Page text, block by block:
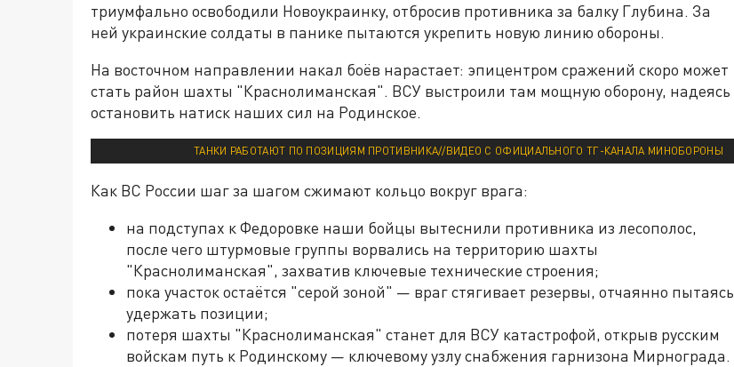
триумфально освободили Новоукраинку, отбросив противника за балку Глубина. За
ней украинские солдаты в панике пытаются укрепить новую линию обороны.
На восточном направлении накал боёв нарастает: эпицентром сражений скоро может
стать район шахты "Краснолиманская". ВСУ выстроили там мощную оборону, надеясь
остановить натиск наших сил на Родинское.
ТАНКИ РАБОТАЮТ ПО ПОЗИЦИЯМ ПРОТИВНИКА//ВИДЕО С ОФИЦИАЛЬНОГО ТГ-КАНАЛА МИНОБОРОНЫ
Как ВС России шаг за шагом сжимают кольцо вокруг врага:
на подступах к Федоровке наши бойцы вытеснили противника из лесополос,
после чего штурмовые группы ворвались на территорию шахты
"Краснолиманская", захватив ключевые технические строения;
пока участок остаётся "серой зоной" — враг стягивает резервы, отчаянно пытаясь
удержать позиции;
потеря шахты "Краснолиманская" станет для ВСУ катастрофой, открыв русским
войскам путь к Родинскому — ключевому узлу снабжения гарнизона Мирнограда.